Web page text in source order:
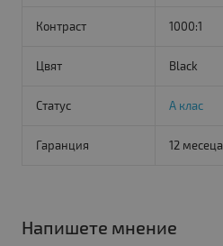
Контраст 1000:1
Цвят Black
Статус А клас
Гаранция 12 месеца
Напишете мнение